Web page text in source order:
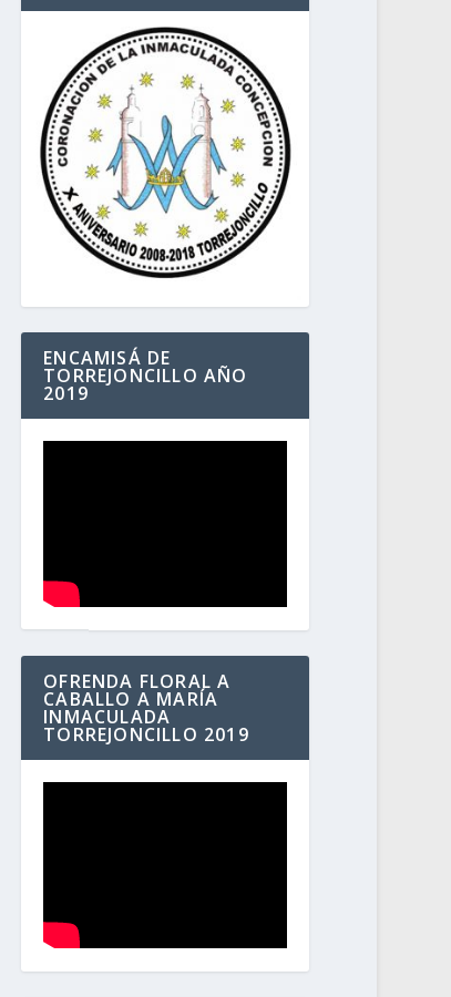
ENCAMISÁ DE
TORREJONCILLO AÑO
2019
OFRENDA FLORAL A
CABALLO A MARÍA
INMACULADA
TORREJONCILLO 2019